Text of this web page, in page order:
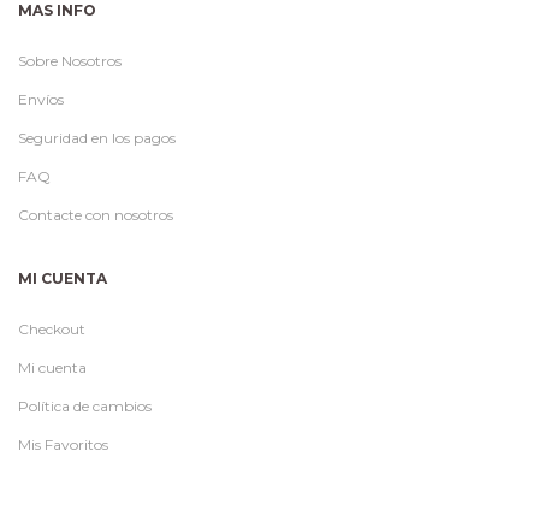
MAS INFO
Sobre Nosotros
Envíos
Seguridad en los pagos
FAQ
Contacte con nosotros
MI CUENTA
Checkout
Mi cuenta
Política de cambios
Mis Favoritos